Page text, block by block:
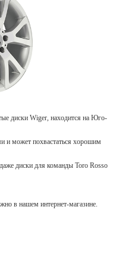
диски Wiger, находится на Юго-
и может похвастаться хорошим
диски для команды Toro Rosso
в нашем интернет-магазине.